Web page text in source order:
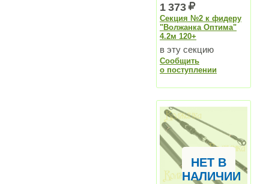
1 373
Секция №2 к фидеру
"Волжанка Оптима"
4.2м 120+
в эту секцию
вставляются
вершинки
Сообщить
о поступлении
НЕТ В
НАЛИЧИИ